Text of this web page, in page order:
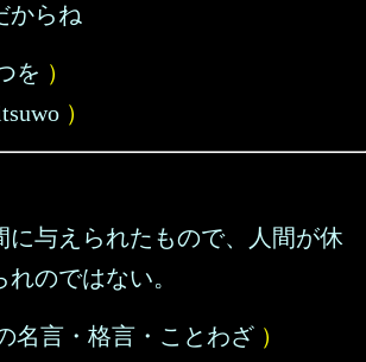
からね
を ）
）
に与えられたもので、人間が休
れのではない。
名言・格言・ことわざ ）